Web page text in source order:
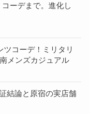
ーデまで。進化し
ツコーデ！ミリタリ
メンズカジュアル
結論と原宿の実店舗